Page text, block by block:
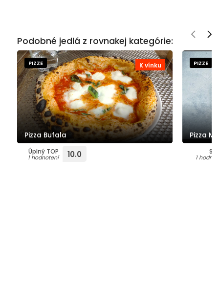
Podobné jedlá z rovnakej kategórie:
K vínku
PIZZE
Pizza Bufala
Úplný TOP
1 hodnotení 10.0
PIZZE
Pizza
1